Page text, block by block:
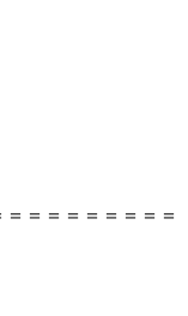
＝＝＝＝＝＝＝＝